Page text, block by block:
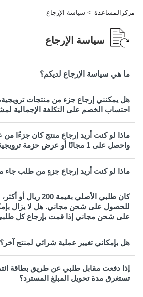
مركزالمساعدة سياسة الإرجاع
سياسة الإرجاع
ما هي سياسة الإرجاع لديكم؟
هل يمكنني إرجاع جزء من منتجات
احتساب الخصم على التكلفة الإجمالية
واحصل على 1 مجانًا أو عرض حزمة ترويجية؟
ماذا لو كنت أريد إرجاع جزءٍ من طلب جاء
كان طلبي الأصلي بقيمة
للحصول على شحن مجاني. هل لا يزال
على شحن مجاني إذا قمت بإرجاع كل
هل بإمكاني تغيير عملية شرائي لمنتج آخر؟
إذا دفعت مقابل طلبي عن طريق بطاقة
تستغرق مدة تحويل المبلغ المسترد؟